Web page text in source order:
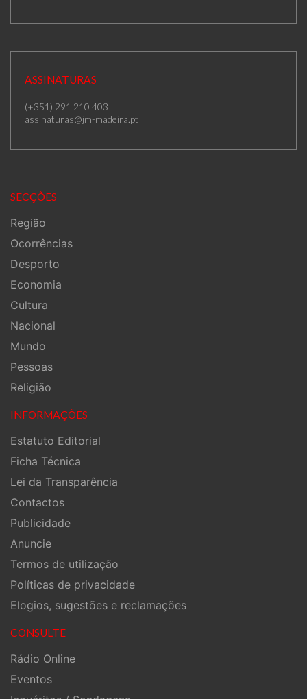
ASSINATURAS
(+351) 291 210 403
assinaturas@jm-madeira.pt
SECÇÕES
Região
Ocorrências
Desporto
Economia
Cultura
Nacional
Mundo
Pessoas
Religião
INFORMAÇÕES
Estatuto Editorial
Ficha Técnica
Lei da Transparência
Contactos
Publicidade
Anuncie
Termos de utilização
Políticas de privacidade
Elogios, sugestões e reclamações
CONSULTE
Rádio Online
Eventos